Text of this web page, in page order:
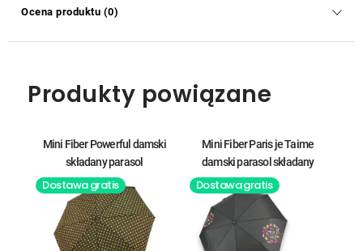
Ocena produktu (0)
Produkty powiązane
Mini Fiber Powerful damski
składany parasol
Dostawa gratis
Mini Fiber Paris je Taime
damski parasol składany
Dostawa gratis